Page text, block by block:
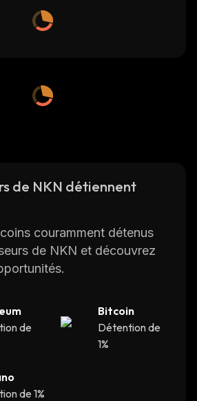
de NKN détiennent
couramment détenus
de NKN et découvrez
de
Bitcoin
Détention de
1%
de 1%